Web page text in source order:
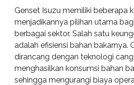
Genset Isuzu memiliki beberapa
menjadikannya pilihan utama
berbagai sektor. Salah satu
adalah efisiensi bahan bakarnya.
dirancang dengan teknologi
menghasilkan konsumsi bahan
sehingga mengurangi biaya